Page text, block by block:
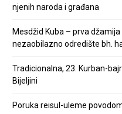
njenih naroda i građana
Mesdžid Kuba – prva
nezaobilazno odredište bh.
Tradicionalna, 23. Kurban-
Bijeljini
Poruka reisul-uleme